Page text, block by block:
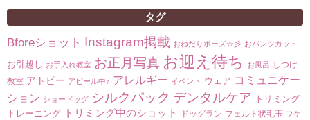
タグ
Bforeショット Instagram掲載 おねだりポーズ☆彡 おパンツカット
お引越し お手入れ教室 お正月写真 お迎え待ち お風呂 しつけ
教室 アトピー アピール中♪ アレルギー イベント ウェア コミュニケー
ション ショードッグ シルクパック デンタルケア
トリミング
トレーニング
トリミング中のショット ドッグラン フェルト状毛玉 フケ